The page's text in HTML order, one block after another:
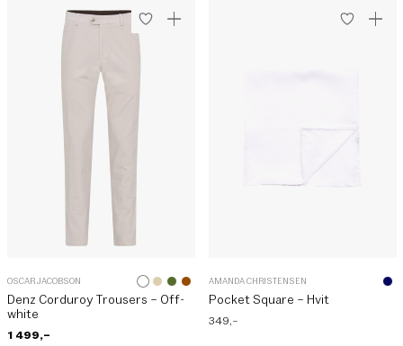
OSCAR JACOBSON
Denz Corduroy Trousers – Off-
white
1 499 ,–
AMANDA CHRISTENSEN
Pocket Square – Hvit
349 ,–